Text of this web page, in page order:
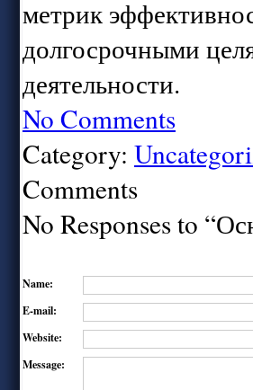
метрик
долгосрочными
деятельности.
No Comments
Category:
Comments
No Responses to
Name:
E-mail:
Website:
Message: